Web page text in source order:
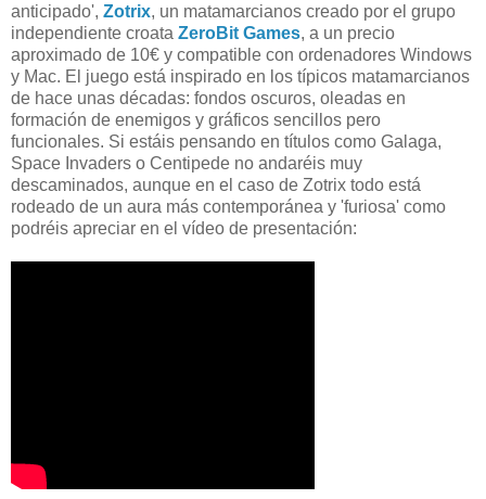
anticipado', Zotrix, un matamarcianos creado por el grupo
independiente croata ZeroBit Games, a un precio
aproximado de 10€ y compatible con ordenadores Windows
y Mac. El juego está inspirado en los típicos matamarcianos
de hace unas décadas: fondos oscuros, oleadas en
formación de enemigos y gráficos sencillos pero
funcionales. Si estáis pensando en títulos como Galaga,
Space Invaders o Centipede no andaréis muy
descaminados, aunque en el caso de Zotrix todo está
rodeado de un aura más contemporánea y 'furiosa' como
podréis apreciar en el vídeo de presentación: